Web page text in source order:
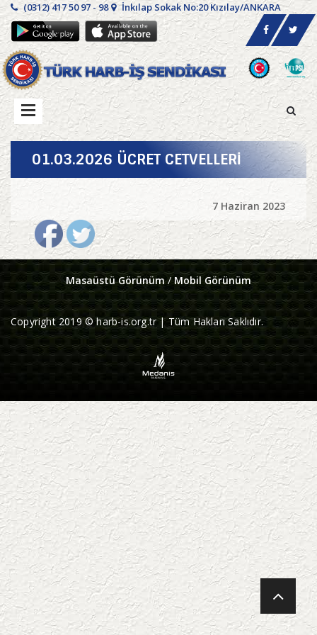
(0312) 417 50 97 - 98 İnkılap Sokak No:20 Kızılay/ANKARA
01.03.2026 ÜCRET CETVELLERİ
7 Haziran 2023
Masaüstü Görünüm/ Mobil Görünüm
Copyright 2019 © harb-is.org.tr | Tüm Hakları Saklıdır.